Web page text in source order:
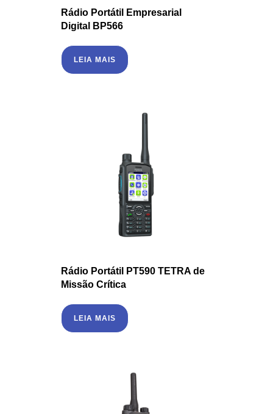
Rádio Portátil Empresarial
Digital BP566
LEIA MAIS
Rádio Portátil PT590 TETRA de
Missão Crítica
LEIA MAIS